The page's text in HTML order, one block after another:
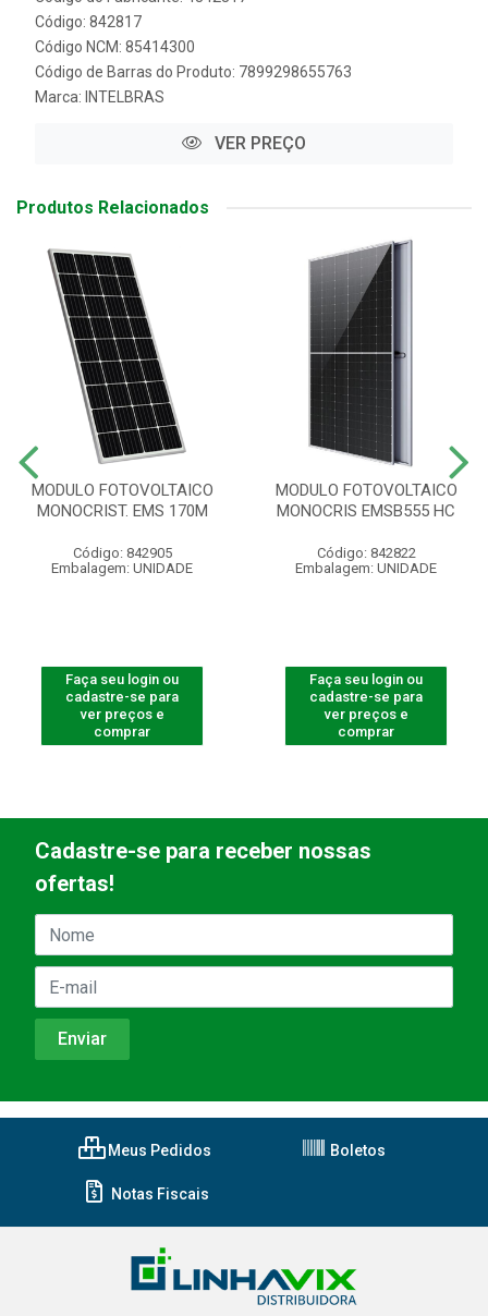
Código: 842817
Código NCM: 85414300
Código de Barras do Produto: 7899298655763
Marca: INTELBRAS
VER PREÇO
Produtos Relacionados
MODULO FOTOVOLTAICO
MONOCRIST. EMS 170M
Código: 842905
Embalagem: UNIDADE
Faça seu login ou
cadastre-se para
ver preços e
comprar
MODULO FOTOVOLTAICO
MONOCRIS EMSB555 HC
Código: 842822
Embalagem: UNIDADE
Faça seu login ou
cadastre-se para
ver preços e
comprar
Cadastre-se para receber nossas
ofertas!
Meus Pedidos Boletos
Notas Fiscais